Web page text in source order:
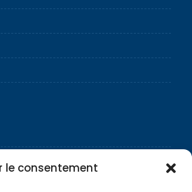
le consentement